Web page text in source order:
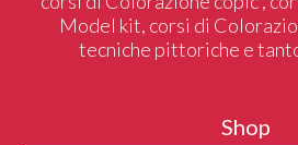
Model kit, corsi di
tecniche pittoriche e
Shop